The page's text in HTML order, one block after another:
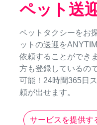
ペット送
ペットタクシーをお
ットの送迎を
依頼することができ
方も登録しているの
可能！24時間365日
頼が出せます。
サービスを提供す